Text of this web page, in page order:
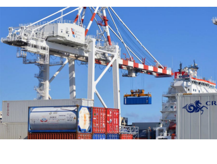
Demo Media Title 4
Air Transport Home Delivery